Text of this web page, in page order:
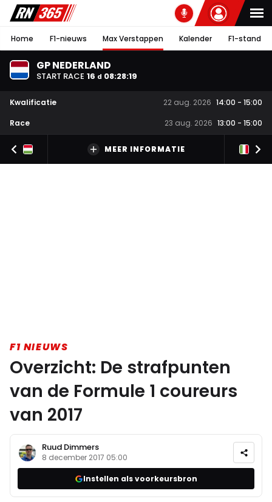
Home F1-nieuws Max Verstappen Kalender F1-stand
GP NEDERLAND
START RACE 16 d 08:28:19
Kwalificatie 22 aug. 2026 14:00 - 15:00
Race
23 aug. 2026 13:00 - 15:00
MEER INFORMATIE
F1 NIEUWS
Overzicht: De strafpunten
van de Formule 1 coureurs
van 2017
Ruud Dimmers
8 december 2017 05:00
Instellen als voorkeursbron